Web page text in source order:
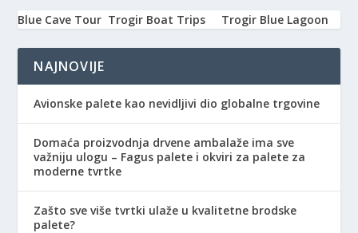
Blue Cave Tour Trogir Boat Trips Trogir Blue Lagoon
NAJNOVIJE
Avionske palete kao nevidljivi dio globalne trgovine
Domaća proizvodnja drvene ambalaže ima sve
važniju ulogu – Fagus palete i okviri za palete za
moderne tvrtke
Zašto sve više tvrtki ulaže u kvalitetne brodske
palete?